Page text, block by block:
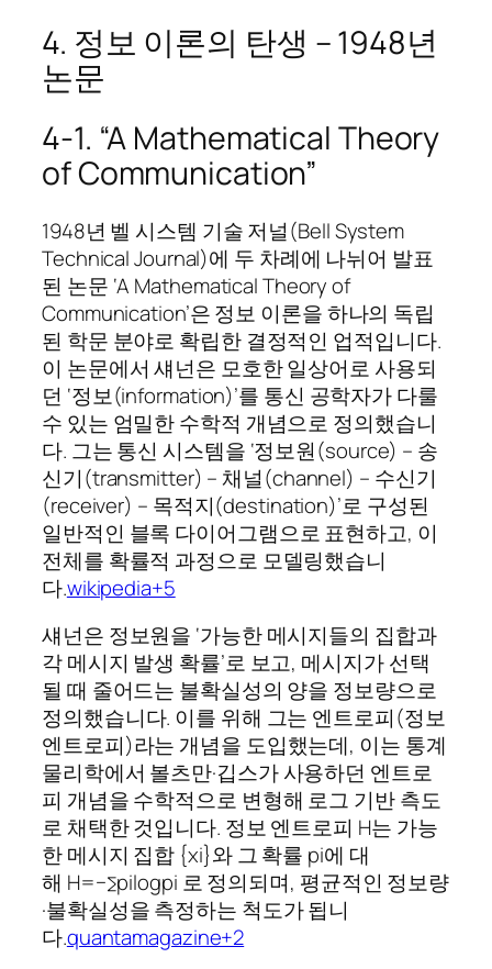
4. 정보 이론의 탄생 – 1948년
논문
4‑1. “A Mathematical Theory
of Communication”
1948년 벨 시스템 기술 저널(Bell System
Technical Journal)에 두 차례에 나뉘어 발표
된 논문 ‘A Mathematical Theory of
Communication’은 정보 이론을 하나의 독립
된 학문 분야로 확립한 결정적인 업적입니다.
이 논문에서 섀넌은 모호한 일상어로 사용되
던 ‘정보(information)’를 통신 공학자가 다룰
수 있는 엄밀한 수학적 개념으로 정의했습니
다. 그는 통신 시스템을 ‘정보원(source) – 송
신기(transmitter) – 채널(channel) – 수신기
(receiver) – 목적지(destination)’로 구성된
일반적인 블록 다이어그램으로 표현하고, 이
전체를 확률적 과정으로 모델링했습니
다.wikipedia+5
섀넌은 정보원을 ‘가능한 메시지들의 집합과
각 메시지 발생 확률’로 보고, 메시지가 선택
될 때 줄어드는 불확실성의 양을 정보량으로
정의했습니다. 이를 위해 그는 엔트로피(정보
엔트로피)라는 개념을 도입했는데, 이는 통계
물리학에서 볼츠만·깁스가 사용하던 엔트로
피 개념을 수학적으로 변형해 로그 기반 측도
로 채택한 것입니다. 정보 엔트로피 H는 가능
한 메시지 집합 {xi}와 그 확률 pi에 대
해 H=−∑pilogpi 로 정의되며, 평균적인 정보량
·불확실성을 측정하는 척도가 됩니
다.quantamagazine+2